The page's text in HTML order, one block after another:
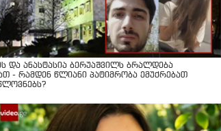
და ანასტასია ბერუაშვილს ბრალდება
- რამდენ წლიანი პატიმრობა ემუქრებათ